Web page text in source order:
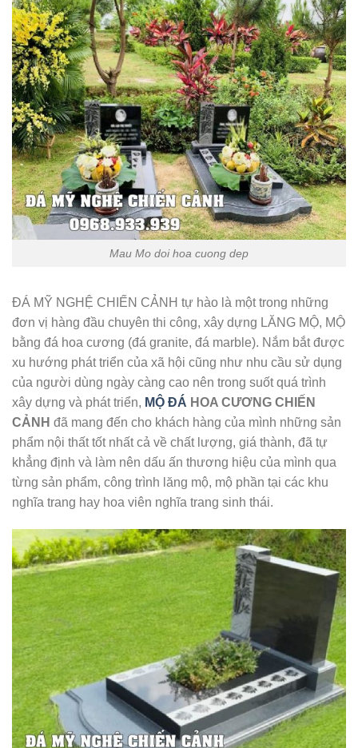
Mau Mo doi hoa cuong dep
ĐÁ MỸ NGHỆ CHIẾN CẢNH tự hào là một trong những
đơn vị hàng đầu chuyên thi công, xây dựng LĂNG MỘ, MỘ
bằng đá hoa cương (đá granite, đá marble). Nắm bắt được
xu hướng phát triển của xã hội cũng như nhu cầu sử dụng
của người dùng ngày càng cao nên trong suốt quá trình
xây dựng và phát triển, MỘ ĐÁ HOA CƯƠNG CHIẾN
CẢNH đã mang đến cho khách hàng của mình những sản
phẩm nội thất tốt nhất cả về chất lượng, giá thành, đã tự
khẳng định và làm nên dấu ấn thương hiệu của mình qua
từng sản phẩm, công trình lăng mộ, mộ phần tại các khu
nghĩa trang hay hoa viên nghĩa trang sinh thái.